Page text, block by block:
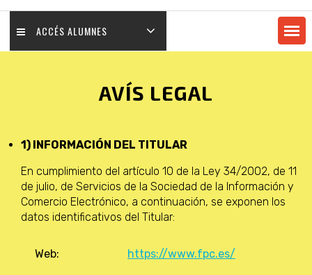
ACCÉS ALUMNES
AVÍS LEGAL
1) INFORMACIÓN DEL TITULAR
En cumplimiento del artículo 10 de la Ley 34/2002, de 11
de julio, de Servicios de la Sociedad de la Información y
Comercio Electrónico, a continuación, se exponen los
datos identificativos del Titular:
Web: https://www.fpc.es/